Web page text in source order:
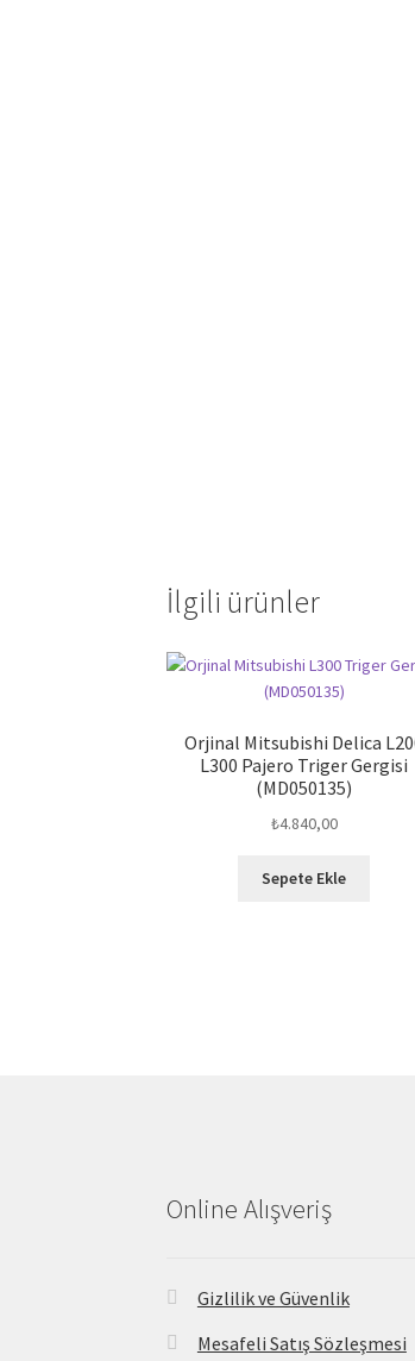
İlgili ürünler
Orjinal Mitsubishi Delica
L300 Pajero Triger Gergisi
(MD050135)
₺4.840,00
Sepete Ekle
Online Alışveriş
Gizlilik ve Güvenlik
Mesafeli Satış Sözleşmesi